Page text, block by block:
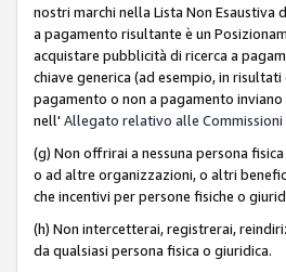
nostri marchi nella Lista Non
a pagamento risultante è un
acquistare pubblicità di ricerca a
chiave generica (ad esempio, in
pagamento o non a pagamento
nell' Allegato relativo alle
(g) Non offrirai a nessuna persona
o ad altre organizzazioni, o altri
che incentivi per persone fisiche o
(h) Non intercetterai, registrerai,
da qualsiasi persona fisica o giuridica.